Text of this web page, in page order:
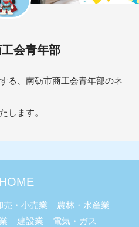
会青年部
る、南砺市商工会青年部のネ
します。
売・小売業
農林・水産業
建設業 電気・ガス